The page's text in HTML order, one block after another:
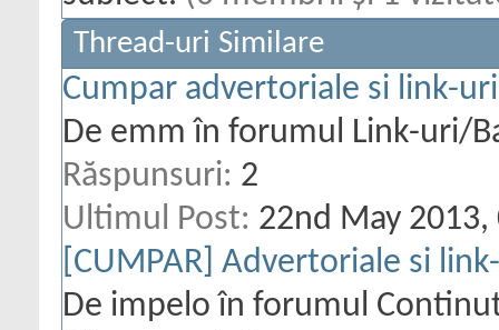
Thread-uri Similare
Cumpar advertoriale si link-
De emm în forumul Link-uri/
Răspunsuri: 2
Ultimul Post: 22nd May 2013,
[CUMPAR] Advertoriale si
De impelo în forumul